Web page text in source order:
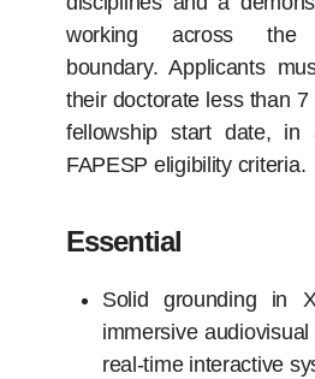
working across the
boundary. Applicants
their doctorate less than
fellowship start date, in
FAPESP eligibility criteria.
Essential
Solid grounding in
immersive
real-time interactive